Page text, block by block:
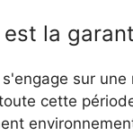
est la
sur
cette